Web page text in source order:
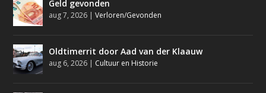
Geld gevonden
aug 7, 2026 |Verloren/Gevonden
Oldtimerrit door Aad van der Klaauw
aug 6, 2026 Cultuur en Historie